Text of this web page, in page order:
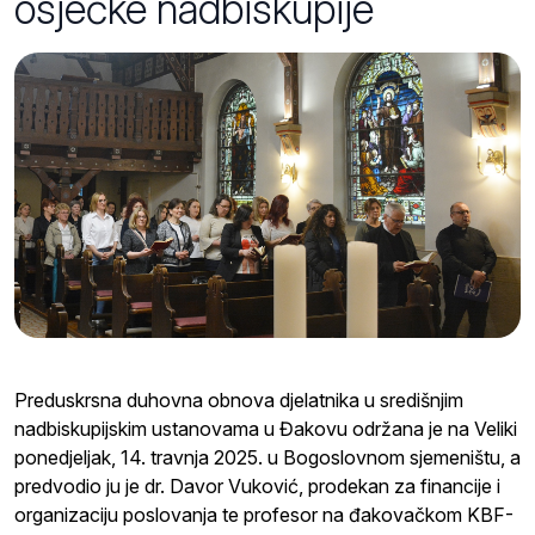
Preduskrsna duhovna obnova djelatnika u središnjim
nadbiskupijskim ustanovama u Đakovu održana je na Veliki
ponedjeljak, 14. travnja 2025. u Bogoslovnom sjemeništu, a
predvodio ju je dr. Davor Vuković, prodekan za financije i
organizaciju poslovanja te profesor na đakovačkom KBF-